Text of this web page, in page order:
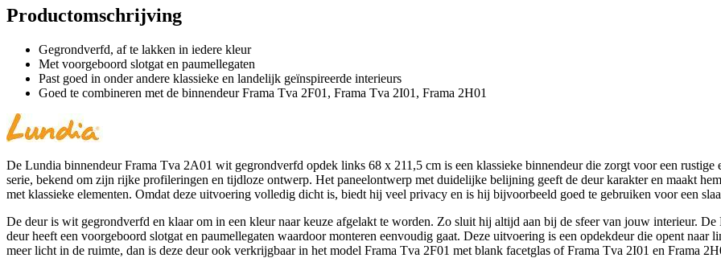
Productomschrijving
Gegrondverfd, af te lakken in iedere kleur
Met voorgeboord slotgat en paumellegaten
Past goed in onder andere klassieke en landelijk geïnspireerde interieurs
Goed te combineren met de binnendeur Frama Tva 2F01, Frama Tva 2I01, Frama 2H01
De Lundia binnendeur Frama Tva 2A01 wit gegrondverfd opdek links 68 x 211,5 cm is een klassieke binnendeur die zorgt voor een
serie, bekend om zijn rijke profileringen en tijdloze ontwerp. Het paneelontwerp met duidelijke belijning geeft de deur karakter en maakt
met klassieke elementen. Omdat deze uitvoering volledig dicht is, biedt hij veel privacy en is hij bijvoorbeeld goed te gebruiken voor een
De deur is wit gegrondverfd en klaar om in een kleur naar keuze afgelakt te worden. Zo sluit hij altijd aan bij de sfeer van jouw interieur.
deur heeft een voorgeboord slotgat en paumellegaten waardoor monteren eenvoudig gaat. Deze uitvoering is een opdekdeur die opent
meer licht in de ruimte, dan is deze deur ook verkrijgbaar in het model Frama Tva 2F01 met blank facetglas of Frama Tva 2I01 en Frama